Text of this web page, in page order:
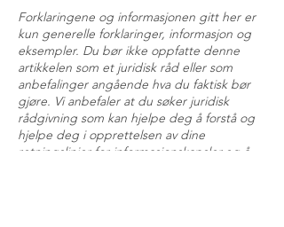
Forklaringene og informasjonen gitt her er
kun generelle forklaringer, informasjon og
eksempler. Du bør ikke oppfatte denne
artikkelen som et juridisk råd eller som
anbefalinger angående hva du faktisk bør
gjøre. Vi anbefaler at du søker juridisk
rådgivning som kan hjelpe deg å forstå og
hjelpe deg i opprettelsen av dine
retningslinjer for informasjonskapsler.eg å